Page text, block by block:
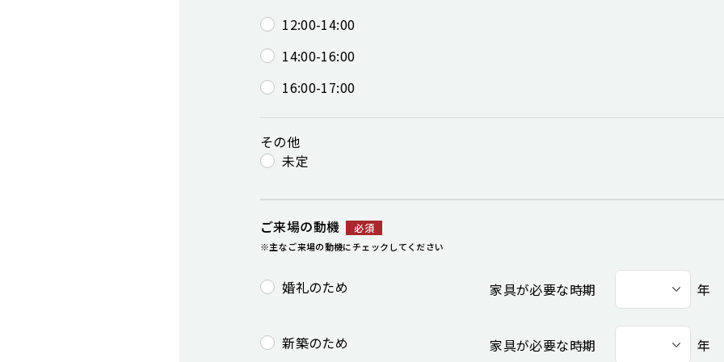
12:00-14:00
14:00-16:00
16:00-17:00
その他
未定
ご来場の動機 必須
※主なご来場の動機にチェックしてください
婚礼のため 家具が必要な時期 年
新築のため 家具が必要な時期 年